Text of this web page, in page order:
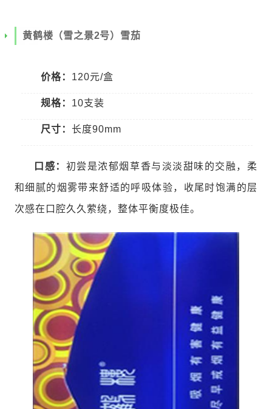
黄鹤楼（雪之景2号）雪茄
价格： 120元/盒
规格： 10支装
尺寸： 长度90mm
口感： 初尝是浓郁烟草香与淡淡甜味的交融，柔
和细腻的烟雾带来舒适的呼吸体验，收尾时饱满的层
次感在口腔久久萦绕，整体平衡度极佳。